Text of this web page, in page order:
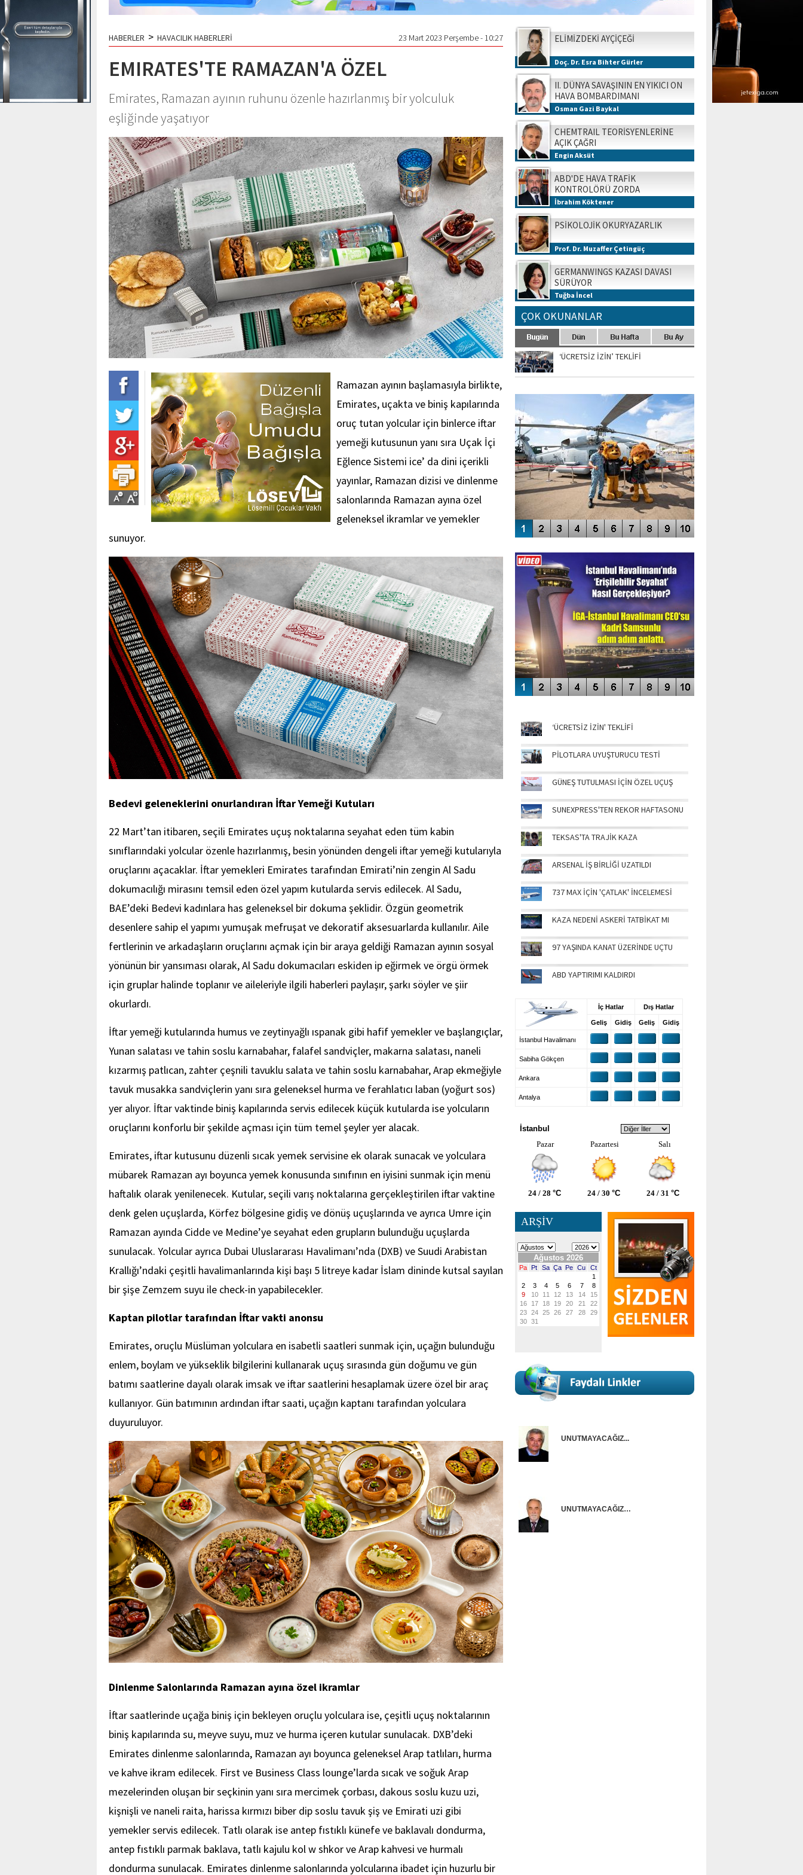
HABERLER > HAVACILIK HABERLERİ 23 Mart 2023 Perşembe - 10:27
EMIRATES'TE RAMAZAN'A ÖZEL
Emirates, Ramazan ayının ruhunu özenle hazırlanmış bir yolculuk
eşliğinde yaşatıyor
Ramazan ayının başlamasıyla birlikte,
Emirates, uçakta ve biniş kapılarında
oruç tutan yolcular için binlerce iftar
yemeği kutusunun yanı sıra Uçak İçi
Eğlence Sistemi ice’ da dini içerikli
yayınlar, Ramazan dizisi ve dinlenme
salonlarında Ramazan ayına özel
geleneksel ikramlar ve yemekler
sunuyor.
Bedevi geleneklerini onurlandıran İftar Yemeği Kutuları
22 Mart’tan itibaren, seçili Emirates uçuş noktalarına seyahat eden tüm kabin
sınıflarındaki yolcular özenle hazırlanmış, besin yönünden dengeli iftar yemeği kutularıyla
oruçlarını açacaklar. İftar yemekleri Emirates tarafından Emirati’nin zengin Al Sadu
dokumacılığı mirasını temsil eden özel yapım kutularda servis edilecek. Al Sadu,
BAE’deki Bedevi kadınlara has geleneksel bir dokuma şeklidir. Özgün geometrik
desenlere sahip el yapımı yumuşak mefruşat ve dekoratif aksesuarlarda kullanılır. Aile
fertlerinin ve arkadaşların oruçlarını açmak için bir araya geldiği Ramazan ayının sosyal
yönünün bir yansıması olarak, Al Sadu dokumacıları eskiden ip eğirmek ve örgü örmek
için gruplar halinde toplanır ve aileleriyle ilgili haberleri paylaşır, şarkı söyler ve şiir
okurlardı.
İftar yemeği kutularında humus ve zeytinyağlı ıspanak gibi hafif yemekler ve başlangıçlar,
Yunan salatası ve tahin soslu karnabahar, falafel sandviçler, makarna salatası, naneli
kızarmış patlıcan, zahter çeşnili tavuklu salata ve tahin soslu karnabahar, Arap ekmeğiyle
tavuk musakka sandviçlerin yanı sıra geleneksel hurma ve ferahlatıcı laban (yoğurt sos)
yer alıyor. İftar vaktinde biniş kapılarında servis edilecek küçük kutularda ise yolcuların
oruçlarını konforlu bir şekilde açması için tüm temel şeyler yer alacak.
Emirates, iftar kutusunu düzenli sıcak yemek servisine ek olarak sunacak ve yolculara
mübarek Ramazan ayı boyunca yemek konusunda sınıfının en iyisini sunmak için menü
haftalık olarak yenilenecek. Kutular, seçili varış noktalarına gerçekleştirilen iftar vaktine
denk gelen uçuşlarda, Körfez bölgesine gidiş ve dönüş uçuşlarında ve ayrıca Umre için
Ramazan ayında Cidde ve Medine’ye seyahat eden grupların bulunduğu uçuşlarda
sunulacak. Yolcular ayrıca Dubai Uluslararası Havalimanı’nda (DXB) ve Suudi Arabistan
Krallığı’ndaki çeşitli havalimanlarında kişi başı 5 litreye kadar İslam dininde kutsal sayılan
bir şişe Zemzem suyu ile check-in yapabilecekler.
Kaptan pilotlar tarafından İftar vakti anonsu
Emirates, oruçlu Müslüman yolculara en isabetli saatleri sunmak için, uçağın bulunduğu
enlem, boylam ve yükseklik bilgilerini kullanarak uçuş sırasında gün doğumu ve gün
batımı saatlerine dayalı olarak imsak ve iftar saatlerini hesaplamak üzere özel bir araç
kullanıyor. Gün batımının ardından iftar saati, uçağın kaptanı tarafından yolculara
duyuruluyor.
Dinlenme Salonlarında Ramazan ayına özel ikramlar
İftar saatlerinde uçağa biniş için bekleyen oruçlu yolculara ise, çeşitli uçuş noktalarının
biniş kapılarında su, meyve suyu, muz ve hurma içeren kutular sunulacak. DXB’deki
Emirates dinlenme salonlarında, Ramazan ayı boyunca geleneksel Arap tatlıları, hurma
ve kahve ikram edilecek. First ve Business Class lounge’larda sıcak ve soğuk Arap
mezelerinden oluşan bir seçkinin yanı sıra mercimek çorbası, dakous soslu kuzu uzi,
kişnişli ve naneli raita, harissa kırmızı biber dip soslu tavuk şiş ve Emirati uzi gibi
yemekler servis edilecek. Tatlı olarak ise antep fıstıklı künefe ve baklavalı dondurma,
antep fıstıklı parmak baklava, tatlı kajulu kol w shkor ve Arap kahvesi ve hurmalı
dondurma sunulacak. Emirates dinlenme salonlarında yolcularına ibadet için huzurlu bir
ELİMİZDEKİ AYÇİÇEĞİ
Doç. Dr. Esra Bihter Gürler
II. DÜNYA SAVAŞININ EN YIKICI ON
HAVA BOMBARDIMANI
Osman Gazi Baykal
CHEMTRAIL TEORİSYENLERİNE
AÇIK ÇAĞRI
Engin Aksüt
ABD'DE HAVA TRAFİK
KONTROLÖRÜ ZORDA
İbrahim Köktener
PSİKOLOJİK OKURYAZARLIK
Prof. Dr. Muzaffer Çetingüç
GERMANWINGS KAZASI DAVASI
SÜRÜYOR
Tuğba İncel
ÇOK OKUNANLAR
‘ÜCRETSİZ İZİN’ TEKLİFİ
SİNGAPUR AIRSHOW-2020
ENGELLERİN AŞILDIĞI HAVALİMANI
‘ÜCRETSİZ İZİN' TEKLİFİ
PİLOTLARA UYUŞTURUCU TESTİ
GÜNEŞ TUTULMASI İÇİN ÖZEL UÇUŞ
SUNEXPRESS'TEN REKOR HAFTASONU
TEKSAS'TA TRAJİK KAZA
ARSENAL İŞ BİRLİĞİ UZATILDI
737 MAX İÇİN 'ÇATLAK' İNCELEMESİ
KAZA NEDENİ ASKERİ TATBİKAT MI
97 YAŞINDA KANAT ÜZERİNDE UÇTU
ABD YAPTIRIMI KALDIRDI
İç Hatlar Dış Hatlar
Geliş Gidiş Geliş Gidiş
İstanbul Havalimanı
Sabiha Gökçen
Ankara
Antalya
İstanbul
Pazar
Pazartesi Salı
24 / 28 °C 24 / 30 °C 24 / 31 °C
ARŞİV
UNUTMAYACAĞIZ...
UNUTMAYACAĞIZ…